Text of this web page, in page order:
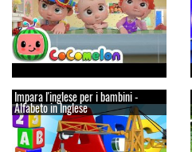
Impara l'inglese per i bambini -
Alfabeto in Inglese